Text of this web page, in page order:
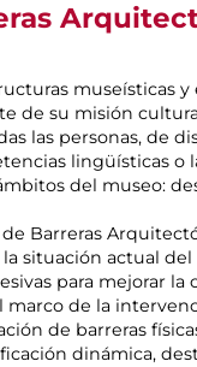
museísticas
de su misión
las personas, de
lingüísticas o
del museo:
Barreras
situación actual
para mejorar la
marco de la
de barreras
dinámica,